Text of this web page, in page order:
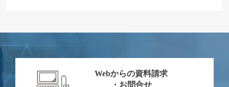
Webからの資料請求
・お問合せ